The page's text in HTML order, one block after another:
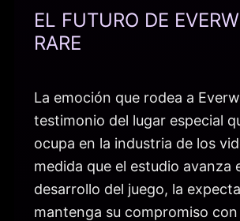
EL FUTURO DE
RARE
La emoción que rodea a
testimonio del lugar especial
ocupa en la industria de los
medida que el estudio avanza
desarrollo del juego, la
mantenga su compromiso